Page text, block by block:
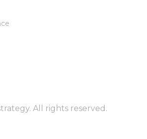
All rights reserved.